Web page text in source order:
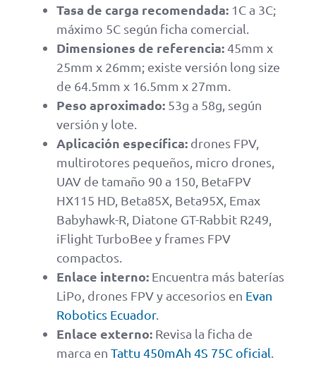
Tasa de carga recomendada: 1C a 3C;
máximo 5C según ficha comercial.
Dimensiones de referencia:45mm x
25mm x 26mm; existe versión long size
de 64.5mm x 16.5mm x 27mm.
Peso aproximado: 53g a 58g, según
versión y lote.
Aplicación específica: drones FPV,
multirotores pequeños, micro drones,
UAV de tamaño 90 a 150, BetaFPV
HX115 HD, Beta85X, Beta95X, Emax
Babyhawk-R, Diatone GT-Rabbit R249,
iFlight TurboBee y frames FPV
compactos.
Enlace interno: Encuentra más baterías
LiPo, drones FPV y accesorios en Evan
Robotics Ecuador.
Enlace externo: Revisa la ficha de
marca en Tattu 450mAh 4S 75C oficial